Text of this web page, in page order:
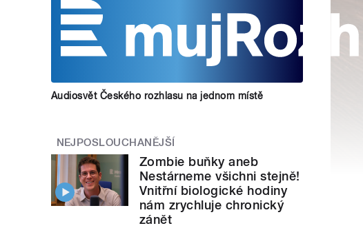
Audiosvět Českého rozhlasu na jednom místě
NEJPOSLOUCHANĚJŠÍ
Zombie buňky aneb
Nestárneme všichni stejně!
Vnitřní biologické hodiny
nám zrychluje chronický
zánět